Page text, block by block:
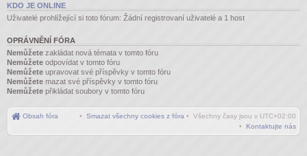
KDO JE ONLINE
Uživatelé prohlížející si toto fórum: Žádní registrovaní uživatelé a 1 host
OPRÁVNĚNÍ FÓRA
Nemůžete zakládat nová témata v tomto fóru
Nemůžete odpovídat v tomto fóru
Nemůžete upravovat své příspěvky v tomto fóru
Nemůžete mazat své příspěvky v tomto fóru
Nemůžete přikládat soubory v tomto fóru
Obsah fóra • Všechny časy jsou v UTC+02:00
• Smazat všechny cookies z fóra
• Kontaktujte nás